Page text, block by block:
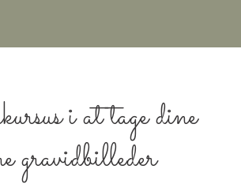
i at tage dine
gravidbilleder